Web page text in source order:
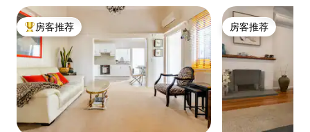
热门「房客推荐」
房客推荐 房客推荐
房客推荐